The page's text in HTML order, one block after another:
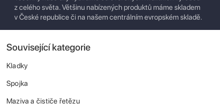
z celého světa. Většinu nabízených produktů máme skladem
v České republice či na našem centrálním evropském skladě.
Související kategorie
Kladky
Spojka
Maziva a čističe řetězu